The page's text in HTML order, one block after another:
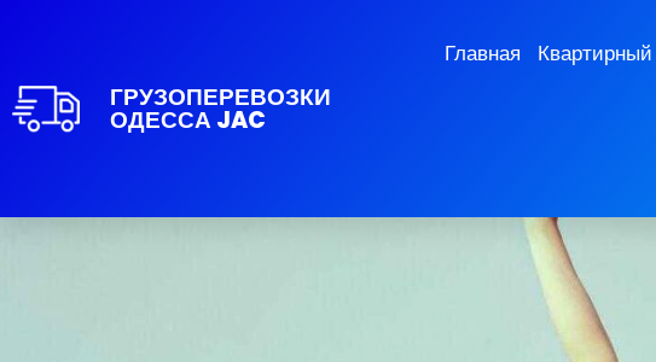
ГРУЗОПЕРЕВОЗКИ
ОДЕССА JAC
Главная Квартирный